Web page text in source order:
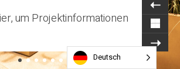
um Projektinformationen
Deutsch